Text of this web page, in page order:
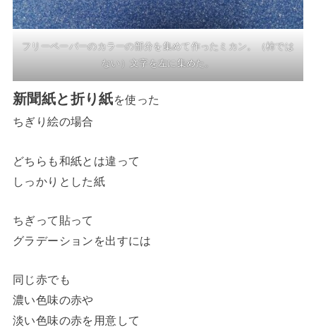
フリーペーパーのカラーの部分を集めて作ったミカン。（柿では
ない）文字を左に集めた。
新聞紙と折り紙を使った
ちぎり絵の場合
どちらも和紙とは違って
しっかりとした紙
ちぎって貼って
グラデーションを出すには
同じ赤でも
濃い色味の赤や
淡い色味の赤を用意して